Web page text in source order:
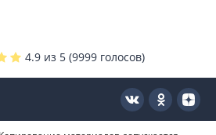
4.9 из 5 (9999 голосов)